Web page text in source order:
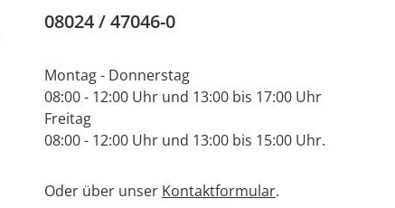
08024 / 47046-0
Montag - Donnerstag
08:00 - 12:00 Uhr und 13:00 bis 17:00 Uhr
Freitag
08:00 - 12:00 Uhr und 13:00 bis 15:00 Uhr.
Oder über unser Kontaktformular.